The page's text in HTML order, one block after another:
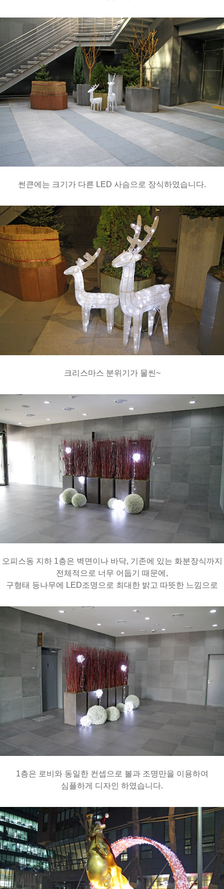
썬큰에는 크기가 다른 LED 사슴으로 장식하였습니다.
크리스마스 분위기가 물씬~
오피스동 지하 1층은 벽면이나 바닥, 기존에 있는 화분장식까지
전체적으로 너무 어둡기 때문에,
구형태 등나무에 LED조명으로 최대한 밝고 따뜻한 느낌으로
1층은 로비와 동일한 컨셉으로 볼과 조명만을 이용하여
심플하게 디자인 하였습니다.